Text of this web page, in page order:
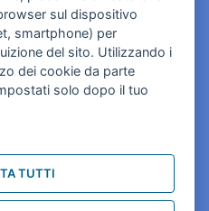
sul dispositivo
smartphone) per
del sito. Utilizzando i
dei cookie da parte
solo dopo il tuo
TUTTI